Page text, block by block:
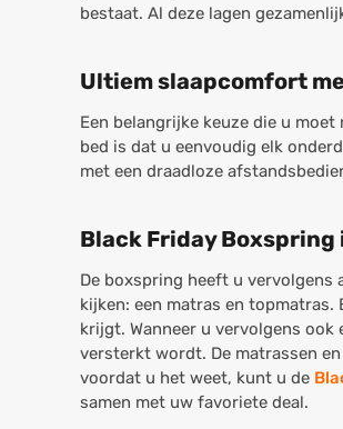
bestaat. Al deze lagen
Ultiem slaapcomfort
Een belangrijke keuze die u
bed is dat u eenvoudig elk
met een draadloze
Black Friday
De boxspring heeft u vervolgens
kijken: een matras en
krijgt. Wanneer u vervolgens
versterkt wordt. De matrassen
voordat u het weet, kunt u de
samen met uw favoriete deal.